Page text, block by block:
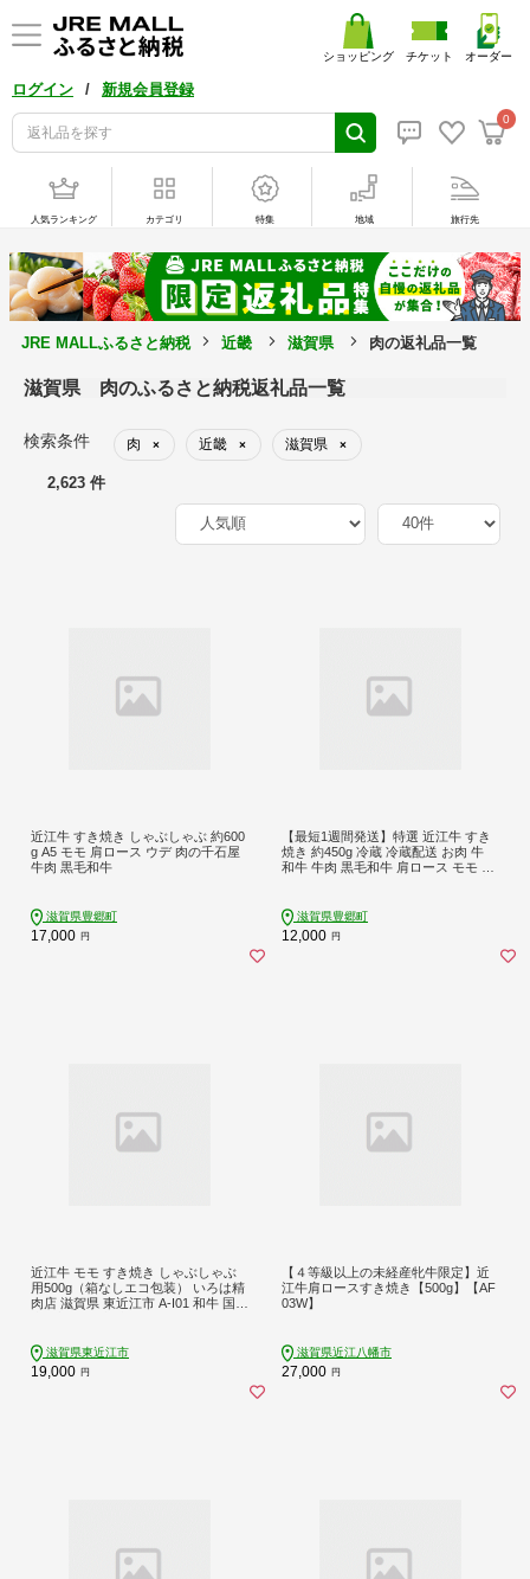
ログイン / 新規会員登録
0
ショッピング チケット オーダー
人気ランキング カテゴリ 特集 地域 旅行先
JRE MALLふるさと納税 近畿 滋賀県 肉の返礼品一覧
滋賀県 肉のふるさと納税返礼品一覧
検索条件 肉 × 近畿 × 滋賀県 ×
2,623 件
近江牛 すき焼き しゃぶしゃぶ 約600
g A5 モモ 肩ロース ウデ 肉の千石屋
牛肉 黒毛和牛
滋賀県豊郷町
17,000 円
【最短1週間発送】特選 近江牛 すき
焼き 約450g 冷蔵 冷蔵配送 お肉 牛
和牛 牛肉 黒毛和牛 肩ロース モモ す
豊郷町
滋賀県豊郷町
12,000 円
近江牛 モモ すき焼き しゃぶしゃぶ
用500g（箱なしエコ包装） いろは精
肉店 滋賀県 東近江市 A-I01 和牛 国産
滋賀県東近江市
19,000 円
【４等級以上の未経産牝牛限定】近
江牛肩ロースすき焼き【500g】【AF
03W】
滋賀県近江八幡市
27,000 円